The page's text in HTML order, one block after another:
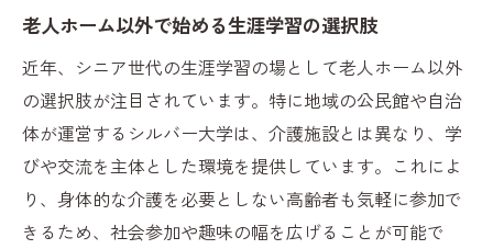
老人ホーム以外で始める生涯学習の選択肢
近年、シニア世代の生涯学習の場として老人ホーム以外
の選択肢が注目されています。特に地域の公民館や自治
体が運営するシルバー大学は、介護施設とは異なり、学
びや交流を主体とした環境を提供しています。これによ
り、身体的な介護を必要としない高齢者も気軽に参加で
きるため、社会参加や趣味の幅を広げることが可能で